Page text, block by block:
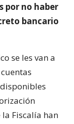
por no haber
bancario
se les van a
Fiscalía han